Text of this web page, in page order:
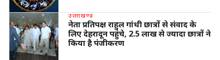
उत्तराखण्ड
नेता प्रतिपक्ष राहुल गांधी छात्रों से संवाद के
लिए देहरादून पहुंचे, 2.5 लाख से ज्यादा छात्रों ने
किया है पंजीकरण